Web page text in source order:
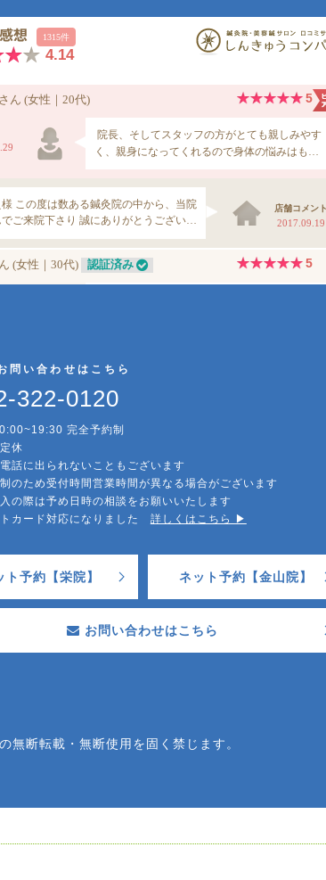
問い合わせはこちら
322-0120
完全予約制
休
話に出られないこともございます
のため受付時間営業時間が異なる場合がございます
の際は予め日時の相談をお願いいたします
カード対応になりました 詳しくはこちら ▶︎
ト予約【栄院】 ネット予約【金山院】
お問い合わせはこちら
無断転載・無断使用を固く禁じます。